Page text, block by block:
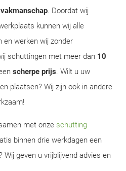
vakmanschap. Doordat wij
kunnen wij alle
en werken wij zonder
schuttingen met meer dan 10
scherpe prijs. Wilt u uw
plaatsen? Wij zijn ook in andere
met onze schutting
binnen drie werkdagen een
geven u vrijblijvend advies en